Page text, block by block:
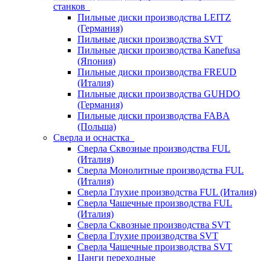
станков
Пильные диски производства LEITZ
(Германия)
Пильные диски производства SVT
Пильные диски производства Kanefusa
(Япония)
Пильные диски производства FREUD
(Италия)
Пильные диски производства GUHDO
(Германия)
Пильные диски производства FABA
(Польша)
Сверла и оснастка
Сверла Сквозные производства FUL
(Италия)
Сверла Монолитные производства FUL
(Италия)
Сверла Глухие производства FUL (Италия)
Сверла Чашечные производства FUL
(Италия)
Сверла Сквозные производства SVT
Сверла Глухие производства SVT
Сверла Чашечные производства SVT
Цанги переходные